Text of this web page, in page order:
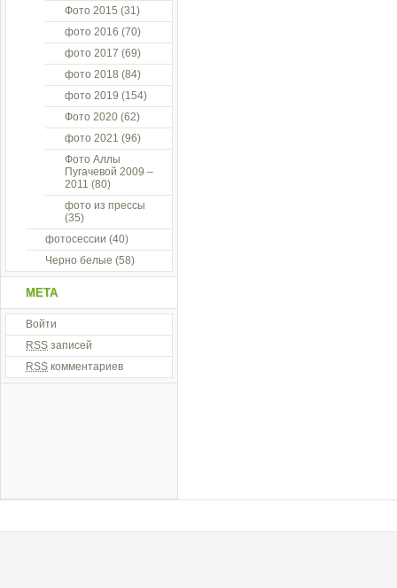
Фото 2015 (31)
фото 2016 (70)
фото 2017 (69)
фото 2018 (84)
фото 2019 (154)
Фото 2020 (62)
фото 2021 (96)
Фото Аллы
Пугачевой 2009 –
2011 (80)
фото из прессы
(35)
фотосессии (40)
Черно белые (58)
МЕТА
Войти
RSS записей
RSS комментариев